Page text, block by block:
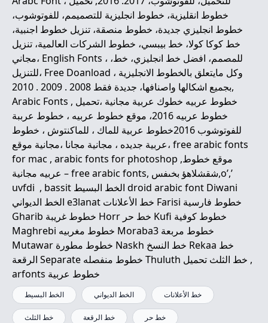
خطوط انقليزية، خطوط انجليزية للتصميمم، للفوتوشوب،
خطوط انجليزي جديدة، خطوط منصقة، تنزيل خطوط اجنبية،
خط كوكا كولا، خط بيبسي، خطوط الشركات العالمية، تنزيل
مجاني، English Fonts ، للمصمم، افضل خط انجليزي، خط،
للتنزيل، Free Doanload ، وكل مايتعلق بالخطوط الانجليزية
بجميع اشكالها واصنافها، جديدة فقط 2008 . 2009 . 2010,
Arabic Fonts , خطوط عربيه خطوك عربية مجانية ،تحميل
خطوط عربيه 2016، موقع خطوط عربيه ، خطوط عرببة
للفوتوشوب 2016خطوط عربية للماك ، للماكنتوش ، خطوط
عربية جديده ، مجانية مجانا ،مجانية موقع، free arabic fonts
for mac , arabic fonts for photoshop ,موقع خطوط
عربيه مجانية – free arabic fonts, شقشلاهؤ بخىفس,o’,’
uvfdi , bassit الخط البسيط droid arabic font Diwani
الخط الديواني e3lanat خط الأعلانات Farisi خطوط فارسية
Gharib خطوط غريبة Horr خط حر Kufi خطوط كوفية
Maghrebi خطوط مغربيه Moraba3 خطوط مربعة
Mutawar خطوط مطورة Naskh خط النسخ Rekaa خط
الرقعة Separate خطوط منفصله Thuluth خط الثلث تحميل ,
arfonts خطوط عربية
الخط البسيط الخط الديواني خط الأعلانات
خط الثلث خط الرقعة خط حر